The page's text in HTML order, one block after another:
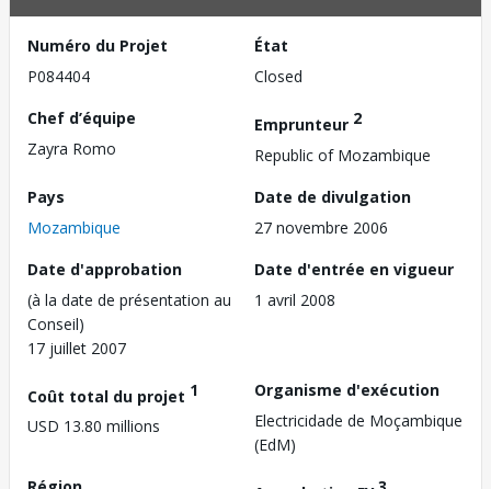
Numéro du Projet
P084404
État
Closed
Chef d’équipe
Zayra Romo
Emprunteur 2
Republic of Mozambique
Pays
Mozambique
Date de divulgation
27 novembre 2006
Date d'approbation
(à la date de présentation au
Conseil)
17 juillet 2007
Date d'entrée en vigueur
1 avril 2008
Coût total du projet 1
USD 13.80 millions
Organisme d'exécution
Electricidade de Moçambique
(EdM)